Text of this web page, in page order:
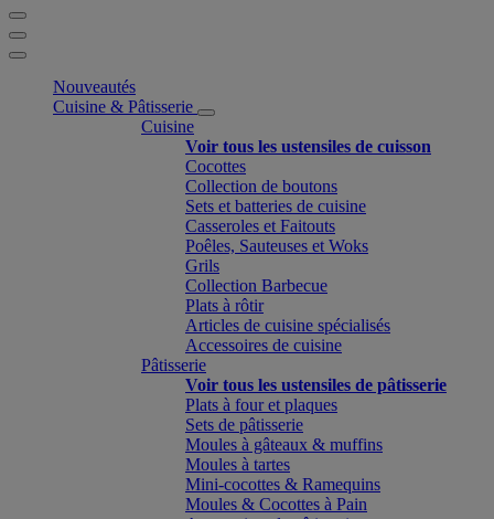
Nouveautés
Cuisine & Pâtisserie
Cuisine
Voir tous les ustensiles de cuisson
Cocottes
Collection de boutons
Sets et batteries de cuisine
Casseroles et Faitouts
Poêles, Sauteuses et Woks
Grils
Collection Barbecue
Plats à rôtir
Articles de cuisine spécialisés
Accessoires de cuisine
Pâtisserie
Voir tous les ustensiles de pâtisserie
Plats à four et plaques
Sets de pâtisserie
Moules à gâteaux & muffins
Moules à tartes
Mini-cocottes & Ramequins
Moules & Cocottes à Pain